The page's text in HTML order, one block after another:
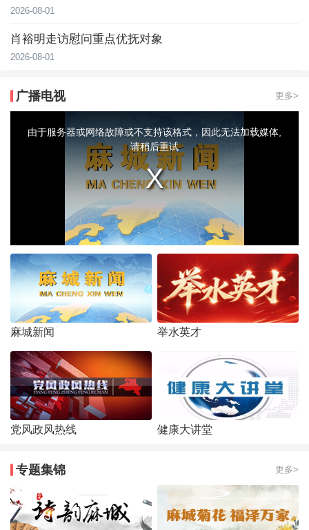
2026-08-01
肖裕明走访慰问重点优抚对象
2026-08-01
广播电视 更多>
modal由于服务器或网络故障或不支持该格式，因此无法加载媒体,
请稍后重试
麻城新闻 举水英才
党风政风热线 健康大讲堂
专题集锦 更多>